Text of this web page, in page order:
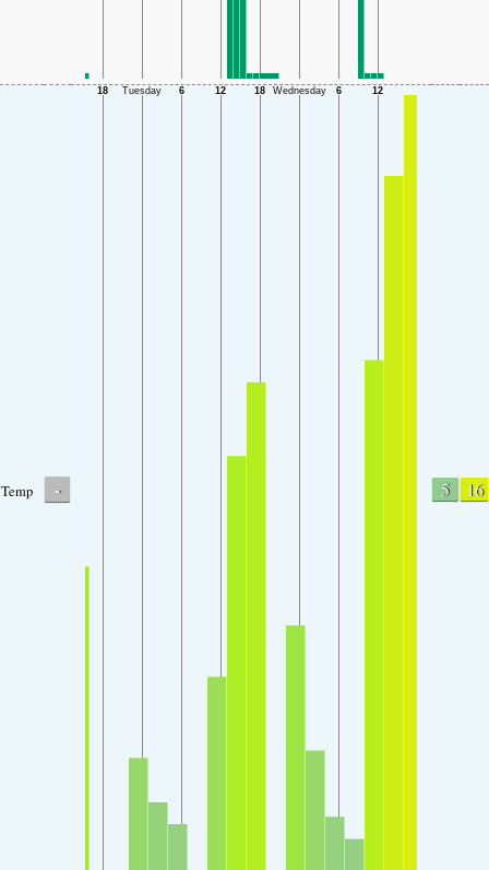
Temp - 5 16